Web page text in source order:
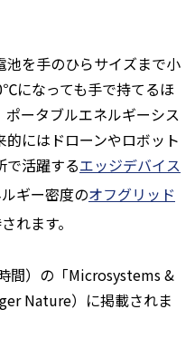
を手のひらサイズまで小
になっても手で持てるほ
ータブルエネルギーシス
にはドローンやロボット
で活躍するエッジデバイス
ギー密度のオフグリッド
れます。
間）の「Microsystems &
Nature）に掲載されま